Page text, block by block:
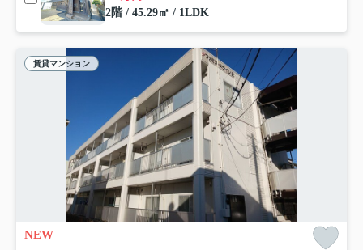
2階 / 45.29㎡ / 1LDK
賃貸マンション
NEW